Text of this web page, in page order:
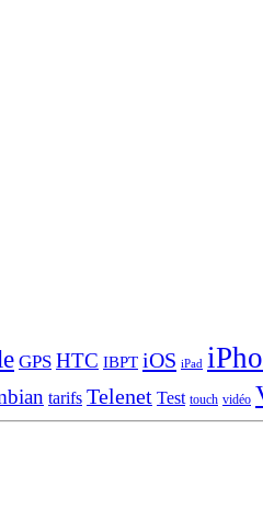
GPS HTC IBPT iOS iPad
tarifs Telenet Test touch vidéo